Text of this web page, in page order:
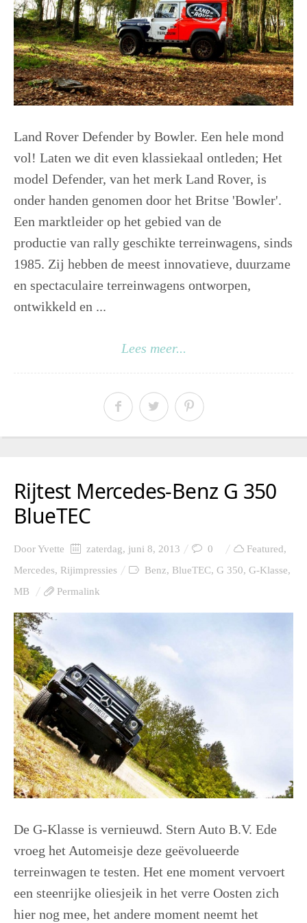
Land Rover Defender by Bowler. Een hele mond
vol! Laten we dit even klassiekaal ontleden; Het
model Defender, van het merk Land Rover, is
onder handen genomen door het Britse 'Bowler'.
Een marktleider op het gebied van de
productie van rally geschikte terreinwagens, sinds
1985. Zij hebben de meest innovatieve, duurzame
en spectaculaire terreinwagens ontworpen,
ontwikkeld en ...
Lees meer...
Rijtest Mercedes-Benz G 350
BlueTEC
DoorYvette zaterdag, juni 8, 2013 0 Featured,
Mercedes, Rijimpressies Benz, BlueTEC, G 350, G-Klasse,
MB
Permalink
De G-Klasse is vernieuwd. Stern Auto B.V. Ede
vroeg het Automeisje deze geëvolueerde
terreinwagen te testen. Het ene moment vervoert
een steenrijke oliesjeik in het verre Oosten zich
hier nog mee, het andere moment neemt het